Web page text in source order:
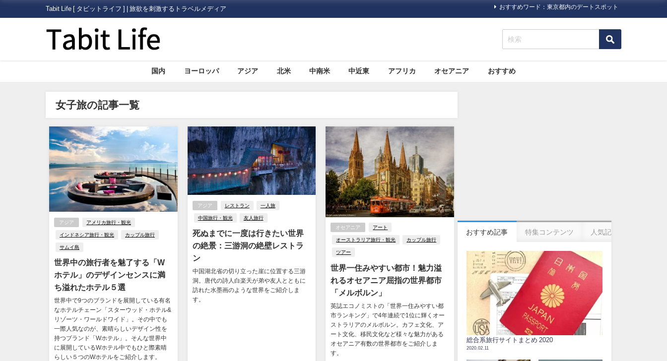
Tabit Life [ タビットライフ ] | 旅欲を刺激するトラベルメディア おすすめワード：東京都内のデートスポット
国内 ヨーロッパ アジア 北米 中南米 中近東 アフリカ オセアニア おすすめ
女子旅の記事一覧
アジア アメリカ旅行・観光
インドネシア旅行・観光 カップル旅行
サムイ島
世界中の旅行者を魅了する「W
ホテル」のデザインセンスに満
ち溢れたホテル５選
世界中で9つのブランドを展開している有名
なホテルチェーン「スターウッド・ホテル&
リゾーツ・ワールドワイド」。その中でも
一際人気なのが、素晴らしいデザイン性を
持つブランド「Wホテル」。そんな世界中
に展開しているWホテル中でもひと際素晴
らしい５つのWホテルをご紹介します。
アジア レストラン 一人旅
中国旅行・観光 友人旅行
死ぬまでに一度は行きたい世界
の絶景：三游洞の絶壁レストラ
ン
中国湖北省の切り立った崖に位置する三游
洞。唐代の詩人白楽天が弟や友人とともに
訪れた水墨画のような世界をご紹介しま
す。
オセアニア アート
オーストラリア旅行・観光 カップル旅行
ツアー
世界一住みやすい都市！魅力溢
れるオセアニア屈指の世界都市
「メルボルン」
英誌エコノミストの「世界一住みやすい都
市ランキング」で4年連続で1位に輝くオー
ストラリアのメルボルン。カフェ文化、ア
ート文化、移民文化など様々な魅力がある
オセアニア有数の世界都市をご紹介しま
す。
おすすめ記事 特集コンテンツ 人気記事
総合系旅行サイトまとめ 2020
2020.02.11